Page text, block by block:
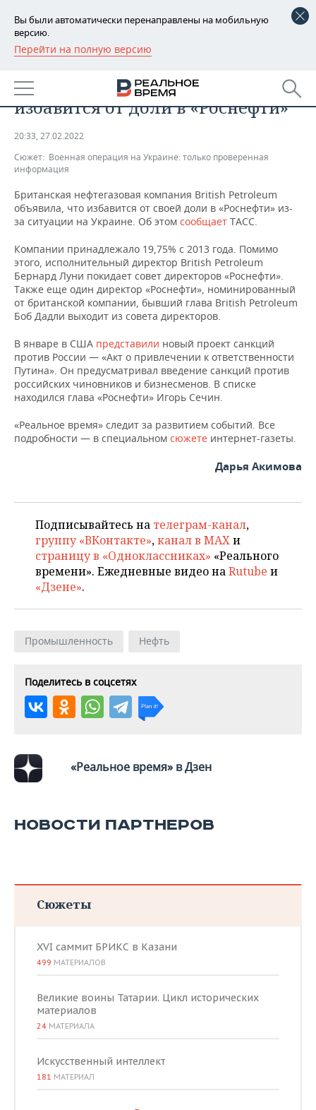
Вы были автоматически перенаправлены на мобильную
версию.
Перейти на полную версию
РЕГИОНЫ
БАШКОРТОСТАН
ТАТАРСТАН
НОВОСТИ
АНАЛИТИКА
КОРОЛИ ГОСЗАКАЗА ПФО
ВУЗЫ ТАТАРСТАНА
КОМУ ПРИНАДЛЕЖАТ
ТОРГОВЫЕ ЦЕНТРЫ
ТАТАРСТАНА
ФИНАНСЫ
БАНКИ
БЮДЖЕТ
ИНВЕСТИЦИИ
НОВОСТИ
ПРОМЫШЛЕННОСТИ
АГРОПРОМ
МАШИНОСТРОЕНИЕ
НЕФТЕХИМИЯ
НЕФТЬ
ОПК
ЭНЕРГЕТИКА
НЕДВИЖИМОСТЬ
НОВОСТИ НЕДВИЖИМОСТИ
АВТО
НОВОСТИ АВТО
БИЗНЕС
НОВОСТИ БИЗНЕСА
РОЗНИЧНАЯ ТОРГОВЛЯ
ТРАНСПОРТ
ТЕХНОЛОГИИ
НОВОСТИ ТЕХНОЛОГИЙ
IT
ТЕЛЕКОММУНИКАЦИИ
МЕРОПРИЯТИЯ
НОВОСТИ МЕРОПРИЯТИЙ
ВЫЕЗДНАЯ РЕДАКЦИЯ
БИЗНЕС-БРАНЧИ
ОТКРЫТАЯ ЛЕКЦИЯ
СПОРТ
ФУТБОЛ
БАСКЕТБОЛ
ВОЛЕЙБОЛ
КИБЕРСПОРТ
ВОДНЫЕ ВИДЫ СПОРТА
НОВОСТИ ОБЩЕСТВА
ИНФРАСТРУКТУРА
ИСТОРИЯ
КУЛЬТУРА
ОБРАЗОВАНИЕ
ФОТОГАЛЕРЕЯ
СПРАВОЧНИК
СПИСОК ПЕРСОН
СПИСОК КОМПАНИЙ
ПОЛНАЯ ВЕРСИЯ
British Petroleum заявила, что
избавится от доли в «Роснефти»
20:33, 27.02.2022
Сюжет: Военная операция на Украине: только проверенная
информация
Британская нефтегазовая компания British Petroleum
объявила, что избавится от своей доли в «Роснефти» из-
за ситуации на Украине. Об этом сообщает ТАСС.
Компании принадлежало 19,75% с 2013 года. Помимо
этого, исполнительный директор British Petroleum
Бернард Луни покидает совет директоров «Роснефти».
Также еще один директор «Роснефти», номинированный
от британской компании, бывший глава British Petroleum
Боб Дадли выходит из совета директоров.
В январе в США представили новый проект санкций
против России — «Акт о привлечении к ответственности
Путина». Он предусматривал введение санкций против
российских чиновников и бизнесменов. В списке
находился глава «Роснефти» Игорь Сечин.
«Реальное время» следит за развитием событий. Все
подробности — в специальном сюжете интернет-газеты.
Дарья Акимова
Подписывайтесь на телеграм-канал,
группу «ВКонтакте»,канал в MAXи
страницу в «Одноклассниках» «Реального
времени». Ежедневные видео наRutube и
«Дзене».
Промышленность Нефть
Поделитесь в соцсетях
«Реальное время» в Дзен
НОВОСТИ ПАРТНЕРОВ
Сюжеты
XVI саммит БРИКС в Казани
499 МАТЕРИАЛОВ
Великие воины Татарии. Цикл исторических
материалов
24 МАТЕРИАЛА
Искусственный интеллект
181 МАТЕРИАЛ